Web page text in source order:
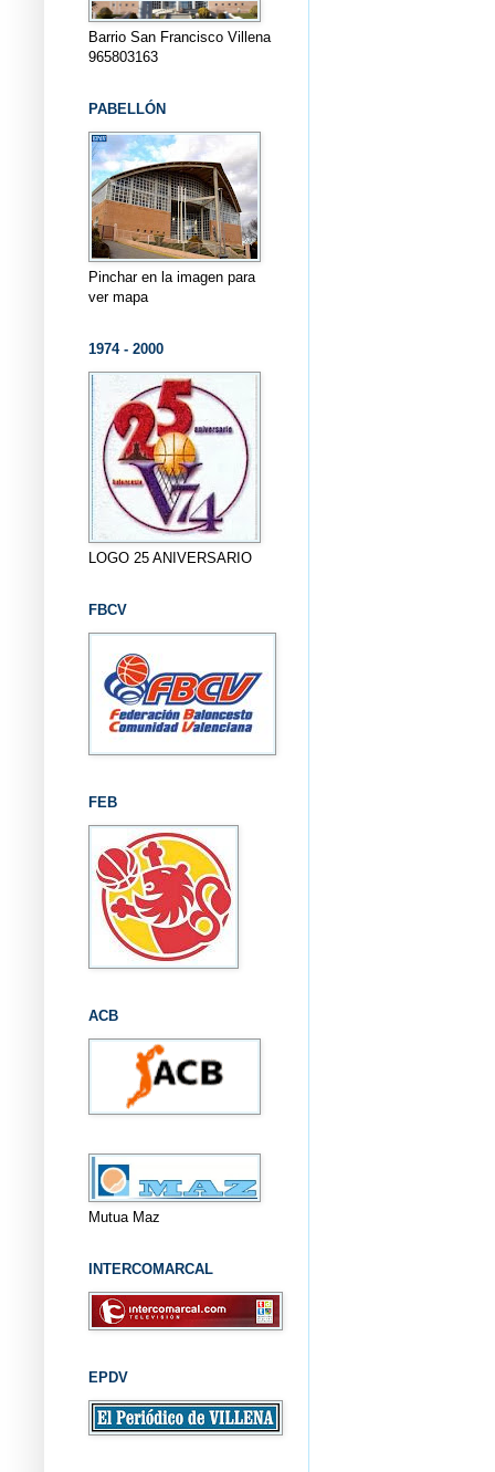
Barrio San Francisco Villena
965803163
PABELLÓN
Pinchar en la imagen para
ver mapa
1974 - 2000
LOGO 25 ANIVERSARIO
FBCV
FEB
ACB
Mutua Maz
INTERCOMARCAL
EPDV